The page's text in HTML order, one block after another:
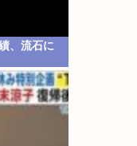
、流石に